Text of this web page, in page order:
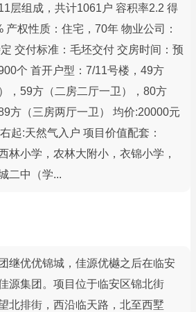
层组成，共计1061户 容积率2.2 得
产权性质：住宅，70年 物业公司：
交付标准：毛坯交付 交房时间：预
个 首开户型：7/11号楼，49方
，59方（二房二厅一卫），80方
方（三房两厅一卫） 均价:20000元
起:天然气入户 项目价值配套：
林小学，农林大附小，衣锦小学，
二中（学...
继优优锦城，佳源优樾之后在临安
源集团。项目位于临安区锦北街
北排街，西沿临天路，北至西墅